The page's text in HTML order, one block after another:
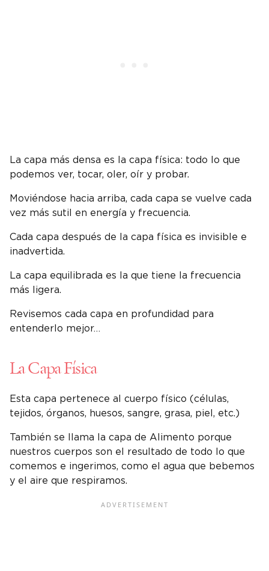
La capa más densa es la capa física: todo lo que
podemos ver, tocar, oler, oír y probar.
Moviéndose hacia arriba, cada capa se vuelve cada
vez más sutil en energía y frecuencia.
Cada capa después de la capa física es invisible e
inadvertida.
La capa equilibrada es la que tiene la frecuencia
más ligera.
Revisemos cada capa en profundidad para
entenderlo mejor…
La Capa Física
Esta capa pertenece al cuerpo físico (células,
tejidos, órganos, huesos, sangre, grasa, piel, etc.)
También se llama la capa de Alimento porque
nuestros cuerpos son el resultado de todo lo que
comemos e ingerimos, como el agua que bebemos
y el aire que respiramos.